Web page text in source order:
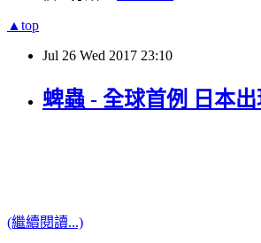
▲top
Jul 26 Wed 2017 23:10
蜱蟲 - 全球首例 日本
(繼續閱讀...)